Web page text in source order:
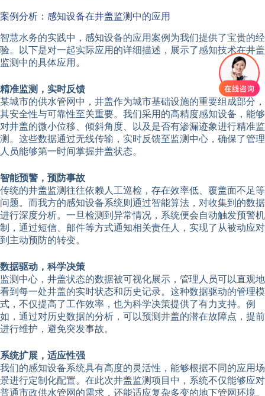
案例分析：感知设备在井盖监测中的应用
智慧水务的实践中，感知设备的应用案例为我们提供了宝贵的经
验。以下是对一起实际应用的详细描述，展示了感知技术在井盖
监测中的具体应用。
精准监测，实时反馈
某城市的供水管网中，井盖作为城市基础设施的重要组成部分，
其安全性与可靠性至关重要。我们采用的高精度感知设备，能够
对井盖的微小位移、倾斜角度、以及是否有渗漏迹象进行精准监
测。这些数据通过无线传输，实时反馈至监测中心，确保了管理
人员能够第一时间掌握井盖状态。
智能预警，预防事故
传统的井盖监测往往依赖人工巡检，存在效率低、覆盖面不足等
问题。而我方的感知设备系统则通过智能算法，对收集到的数据
进行深度分析。一旦检测到异常情况，系统便会自动触发预警机
制，通过短信、邮件等方式通知相关责任人，实现了从被动应对
到主动预防的转变。
数据驱动，科学决策
监测中心，井盖状态的数据被可视化展示，管理人员可以直观地
看到每一处井盖的实时状态和历史记录。这种数据驱动的管理模
式，不仅提高了工作效率，也为科学决策提供了有力支持。例
如，通过对历史数据的分析，可以预测井盖的潜在故障点，提前
进行维护，避免突发事故。
系统扩展，适应性强
我们的感知设备系统具有高度的灵活性，能够根据不同的应用场
景进行定制化配置。在此次井盖监测项目中，系统不仅能够应对
普通市政供水管网的需求，还能适应复杂多变的地下管网环境。